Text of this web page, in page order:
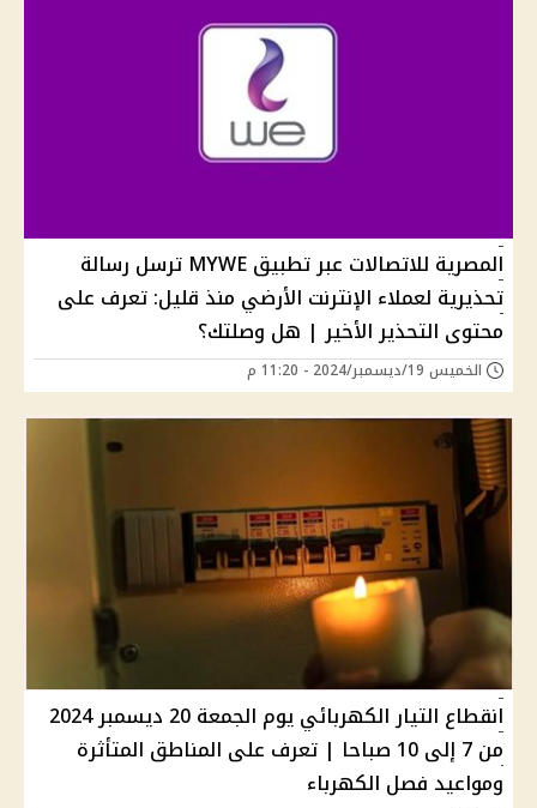
المصرية للاتصالات عبر تطبيق MYWE ترسل رسالة
تحذيرية لعملاء الإنترنت الأرضي منذ قليل: تعرف على
محتوى التحذير الأخير | هل وصلتك؟
الخميس 19/ديسمبر/2024 - 11:20 م
انقطاع التيار الكهربائي يوم الجمعة 20 ديسمبر 2024
من 7 إلى 10 صباحا | تعرف على المناطق المتأثرة
ومواعيد فصل الكهرباء